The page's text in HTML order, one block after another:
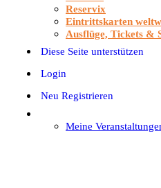
Reservix
Eintrittskarten
Ausflüge, Tickets &
Diese Seite unterstützen
Login
Neu Registrieren
Meine